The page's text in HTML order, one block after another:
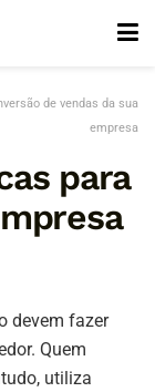
de vendas da sua
empresa
para
devem fazer
Quem
utiliza